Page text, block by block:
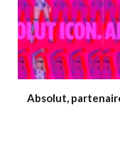
Absolut,